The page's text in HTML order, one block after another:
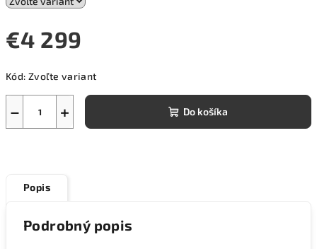
€4 299
cena:
Kód: Zvoľte variant
+
− Do košíka
Popis
Podrobný popis